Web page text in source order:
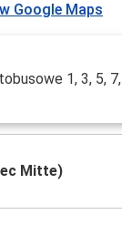
Google Maps
1, 3, 5,
Mitte)